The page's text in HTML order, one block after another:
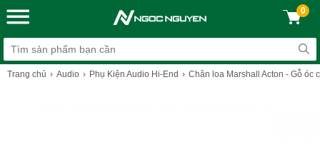
0
Trang chủ Audio Phụ Kiện Audio Hi-End Chân loa Marshall Acton - Gỗ óc